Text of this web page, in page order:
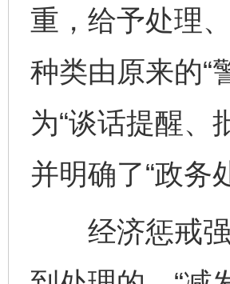
重，给予处理
种类由原来的“
为“谈话提醒、
并明确了“政务
经济惩戒强